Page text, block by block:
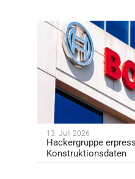
13. Juli 2026
Hackergruppe
Konstruktionsdaten